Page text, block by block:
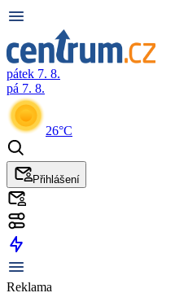
pátek 7. 8.
pá 7. 8.
26°C
Přihlášení
Reklama